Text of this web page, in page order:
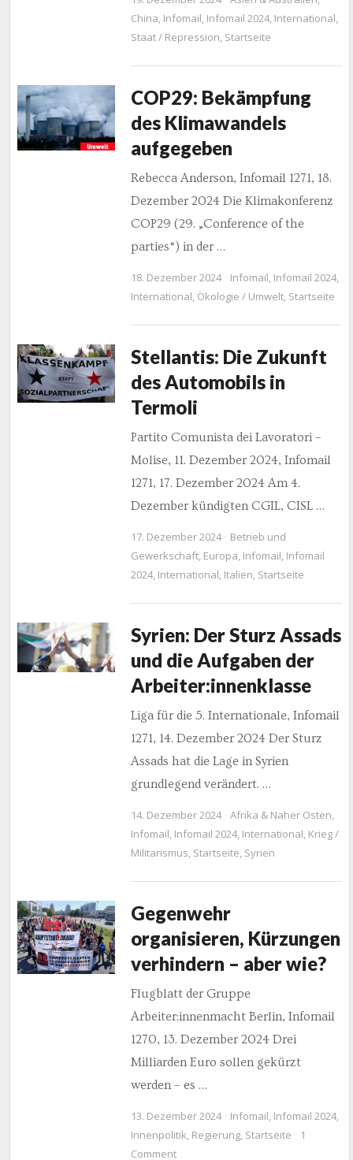
China, Infomail, Infomail 2024, International,
Staat / Repression, Startseite
COP29: Bekämpfung
des Klimawandels
aufgegeben
Rebecca Anderson, Infomail 1271, 18.
Dezember 2024 Die Klimakonferenz
COP29 (29. „Conference of the
parties“) in der …
18. Dezember 2024 Infomail, Infomail 2024,
International, Ökologie / Umwelt, Startseite
Stellantis: Die Zukunft
des Automobils in
Termoli
Partito Comunista dei Lavoratori –
Molise, 11. Dezember 2024, Infomail
1271, 17. Dezember 2024 Am 4.
Dezember kündigten CGIL, CISL …
17. Dezember 2024
Betrieb und
Gewerkschaft, Europa, Infomail, Infomail
2024, International, Italien, Startseite
Syrien: Der Sturz Assads
und die Aufgaben der
Arbeiter:innenklasse
Liga für die 5. Internationale, Infomail
1271, 14. Dezember 2024 Der Sturz
Assads hat die Lage in Syrien
grundlegend verändert. …
14. Dezember 2024 Afrika & Naher Osten,
Infomail, Infomail 2024, International, Krieg /
Militarismus, Startseite, Syrien
Gegenwehr
organisieren, Kürzungen
verhindern – aber wie?
Flugblatt der Gruppe
Arbeiter:innenmacht Berlin, Infomail
1270, 13. Dezember 2024 Drei
Milliarden Euro sollen gekürzt
werden – es …
13. Dezember 2024 Infomail, Infomail 2024,
Innenpolitik, Regierung, Startseite
1
Comment